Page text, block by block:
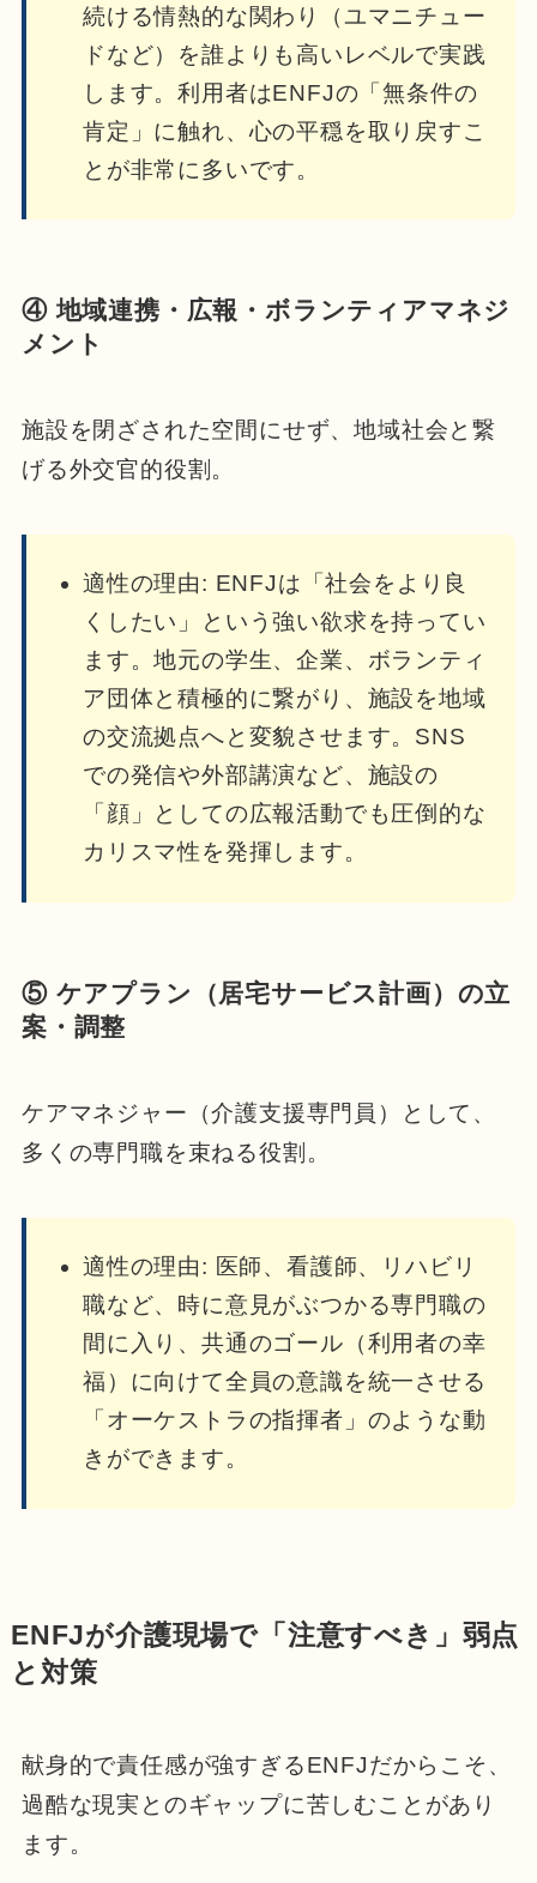
続ける情熱的な関わり（ユマニチュー
ドなど）を誰よりも高いレベルで実践
します。利用者はENFJの「無条件の
肯定」に触れ、心の平穏を取り戻すこ
とが非常に多いです。
④ 地域連携・広報・ボランティアマネジ
メント
施設を閉ざされた空間にせず、地域社会と繋
げる外交官的役割。
適性の理由: ENFJは「社会をより良
くしたい」という強い欲求を持ってい
ます。地元の学生、企業、ボランティ
ア団体と積極的に繋がり、施設を地域
の交流拠点へと変貌させます。SNS
での発信や外部講演など、施設の
「顔」としての広報活動でも圧倒的な
カリスマ性を発揮します。
⑤ ケアプラン（居宅サービス計画）の立
案・調整
ケアマネジャー（介護支援専門員）として、
多くの専門職を束ねる役割。
適性の理由: 医師、看護師、リハビリ
職など、時に意見がぶつかる専門職の
間に入り、共通のゴール（利用者の幸
福）に向けて全員の意識を統一させる
「オーケストラの指揮者」のような動
きができます。
ENFJが介護現場で「注意すべき」弱点
と対策
献身的で責任感が強すぎるENFJだからこそ、
過酷な現実とのギャップに苦しむことがあり
ます。